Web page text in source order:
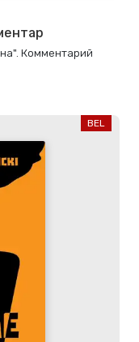
Комментарий
BEL